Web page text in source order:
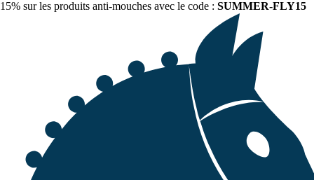
15% sur les produits anti-mouches avec le code : SUMMER-FLY15